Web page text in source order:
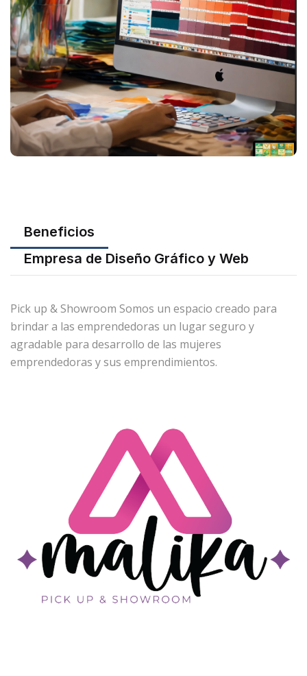
Beneficios
Empresa de Diseño Gráfico y Web
Pick up & Showroom Somos un espacio creado para
brindar a las emprendedoras un lugar seguro y
agradable para desarrollo de las mujeres
emprendedoras y sus emprendimientos.